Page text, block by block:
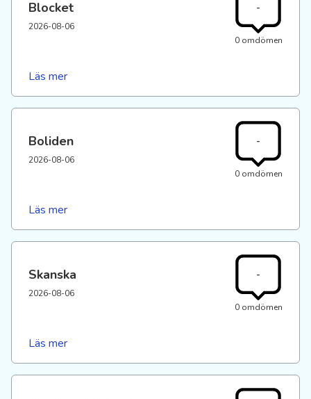
Blocket
2026-08-06
-
0 omdömen
Läs mer
Boliden
2026-08-06
-
0 omdömen
Läs mer
Skanska
2026-08-06
-
0 omdömen
Läs mer